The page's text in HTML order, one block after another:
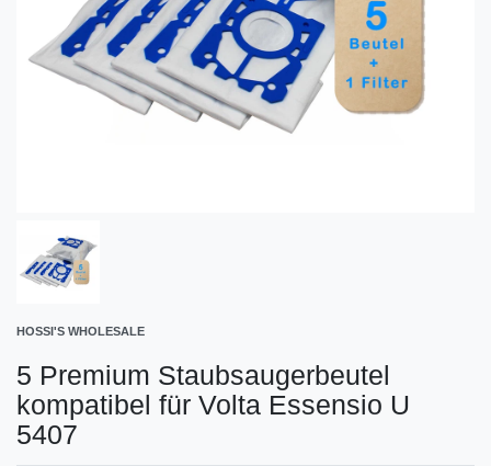
HOSSI'S WHOLESALE
5 Premium Staubsaugerbeutel
kompatibel für Volta Essensio U
5407